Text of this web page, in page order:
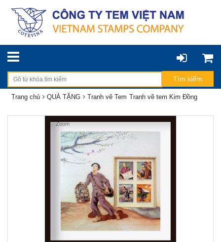
Trang chủ QUÀ TẶNG Tranh vẽ Tem Tranh vẽ tem Kim Đồng
Zoom